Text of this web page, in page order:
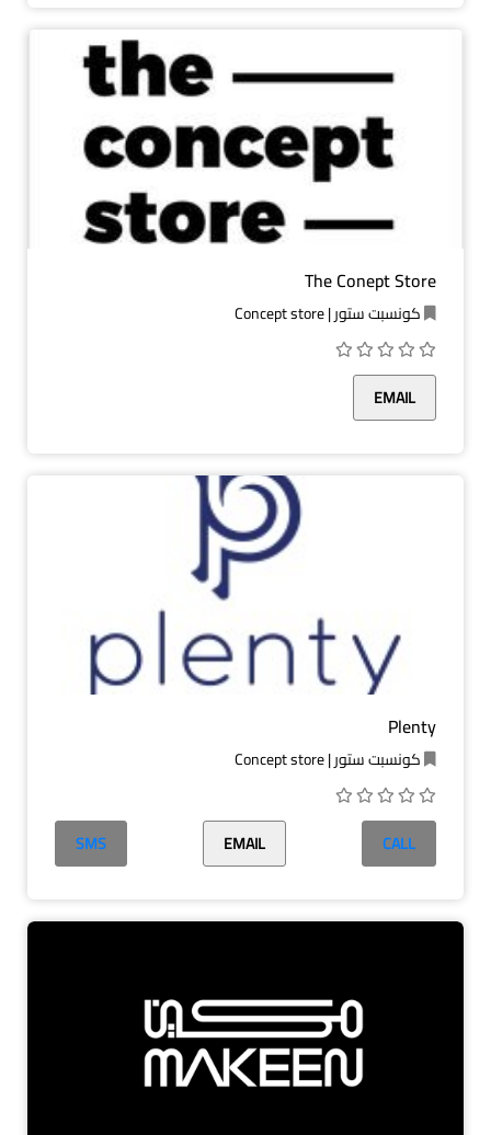
The Conept Store
كونسبت ستور | Concept store
EMAIL
Plenty
كونسبت ستور | Concept store
CALL
EMAIL
SMS